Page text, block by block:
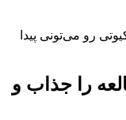
رو می‌تونی پیدا
را جذاب و